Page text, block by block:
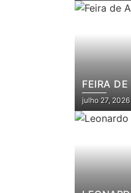
FEIRA
julho 27, 2026